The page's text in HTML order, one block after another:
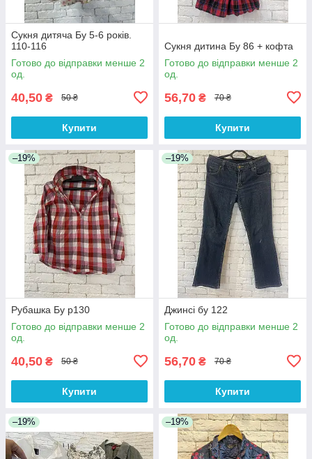
Сукня дитяча Бу 5-6 років.
110-116
Готово до відправки менше 2
од.
40,50 ₴ 50 ₴
Купити
Сукня дитина Бу 86 + кофта
Готово до відправки менше 2
од.
56,70 ₴ 70 ₴
Купити
–19%
Рубашка Бу р130
Готово до відправки менше 2
од.
40,50 ₴ 50 ₴
Купити
–19%
Джинсі бу 122
Готово до відправки менше 2
од.
56,70 ₴ 70 ₴
Купити
–19% –19%